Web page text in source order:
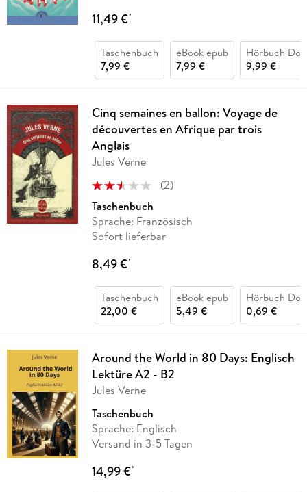
11,49 €*
Taschenbuch
7,99 €
eBook epub
7,99 €
Hörbuch
9,99 €
Cinq semaines en ballon: Voyage de
découvertes en Afrique par trois
Anglais
Jules Verne
(2)
Taschenbuch
Sprache: Französisch
Sofort lieferbar
8,49 €*
Taschenbuch
22,00 €
eBook epub
5,49 €
Hörbuch
0,69 €
Around the World in 80 Days: Englisch
Lektüre A2 - B2
Jules Verne
Taschenbuch
Sprache: Englisch
Versand in 3-5 Tagen
14,99 €*